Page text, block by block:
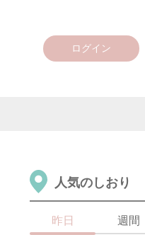
ログイン
人気のしおり
昨日 週間